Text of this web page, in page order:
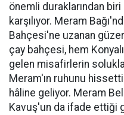
önemli duraklarından
karşılıyor. Meram
Bahçesi'ne uzanan
çay bahçesi, hem
gelen misafirlerin
Meram'ın ruhunu
hâline geliyor. Meram
Kavuş'un da ifade ettiği